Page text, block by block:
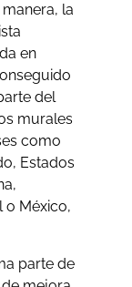
la
en
del
murales
como
Estados
o México,
parte de